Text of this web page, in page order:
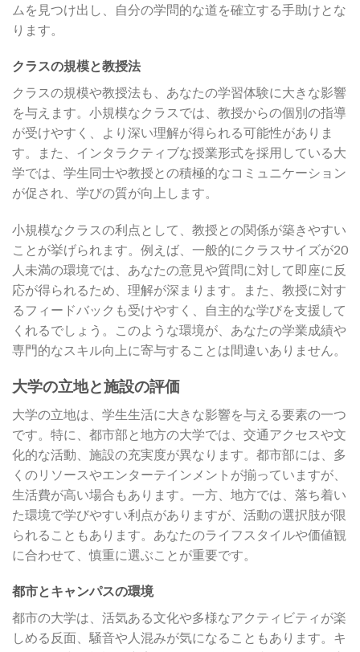
ムを見つけ出し、自分の学問的な道を確立する手助けとな
ります。
クラスの規模と教授法
クラスの規模や教授法も、あなたの学習体験に大きな影響
を与えます。小規模なクラスでは、教授からの個別の指導
が受けやすく、より深い理解が得られる可能性がありま
す。また、インタラクティブな授業形式を採用している大
学では、学生同士や教授との積極的なコミュニケーション
が促され、学びの質が向上します。
小規模なクラスの利点として、教授との関係が築きやすい
ことが挙げられます。例えば、一般的にクラスサイズが20
人未満の環境では、あなたの意見や質問に対して即座に反
応が得られるため、理解が深まります。また、教授に対す
るフィードバックも受けやすく、自主的な学びを支援して
くれるでしょう。このような環境が、あなたの学業成績や
専門的なスキル向上に寄与することは間違いありません。
大学の立地と施設の評価
大学の立地は、学生生活に大きな影響を与える要素の一つ
です。特に、都市部と地方の大学では、交通アクセスや文
化的な活動、施設の充実度が異なります。都市部には、多
くのリソースやエンターテインメントが揃っていますが、
生活費が高い場合もあります。一方、地方では、落ち着い
た環境で学びやすい利点がありますが、活動の選択肢が限
られることもあります。あなたのライフスタイルや価値観
に合わせて、慎重に選ぶことが重要です。
都市とキャンパスの環境
都市の大学は、活気ある文化や多様なアクティビティが楽
しめる反面、騒音や人混みが気になることもあります。キ